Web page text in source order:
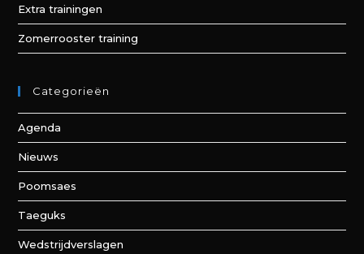
Extra trainingen
Zomerrooster training
Categorieën
Agenda
Nieuws
Poomsaes
Taeguks
Wedstrijdverslagen